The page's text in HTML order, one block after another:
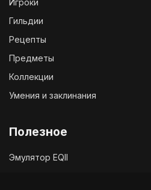
Игроки
Гильдии
Рецепты
Предметы
Коллекции
Умения и заклинания
Полезное
Эмулятор EQII